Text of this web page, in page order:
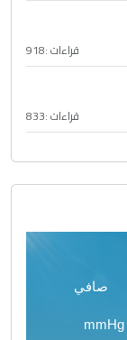
قراءات :918
قراءات :833
صافي
mmHg